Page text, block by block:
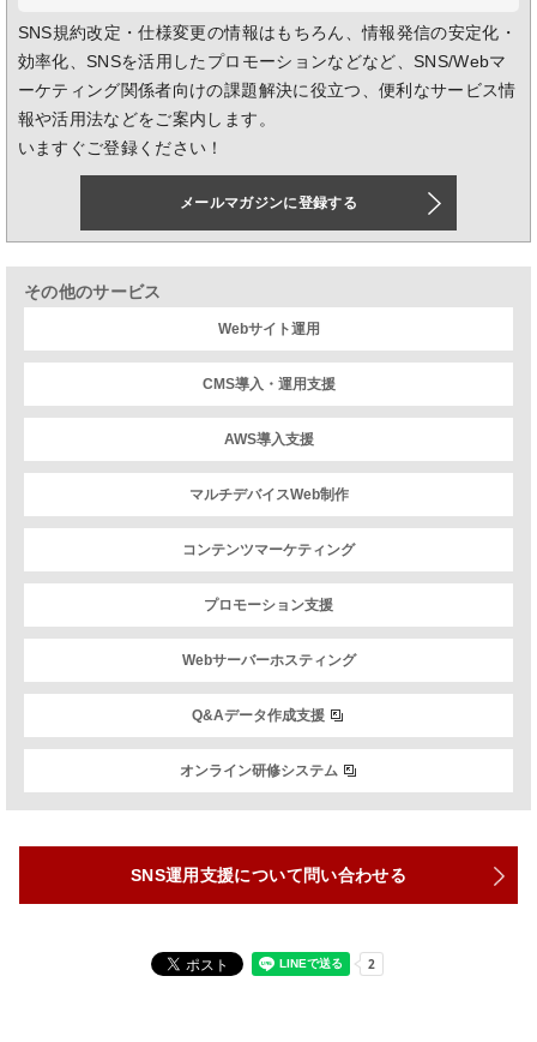
SNS規約改定・仕様変更の情報はもちろん、情報発信の安定化・
効率化、SNSを活用したプロモーションなどなど、SNS/Webマ
ーケティング関係者向けの課題解決に役立つ、便利なサービス情
報や活用法などをご案内します。
いますぐご登録ください！
メールマガジンに登録する
その他のサービス
Webサイト運用
CMS導入・運用支援
AWS導入支援
マルチデバイスWeb制作
コンテンツマーケティング
プロモーション支援
Webサーバーホスティング
Q&Aデータ作成支援
オンライン研修システム
SNS運用支援について問い合わせる